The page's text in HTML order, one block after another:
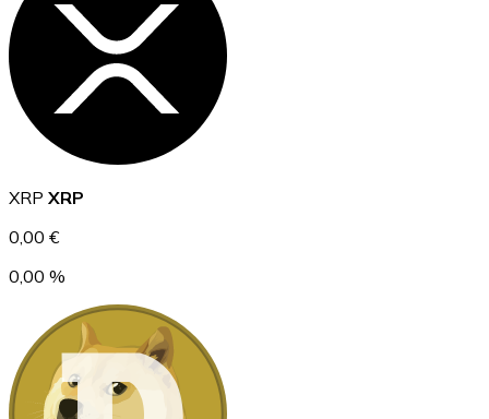
Ethereum
ETH
XRP XRP
0,00 €
0,00 %